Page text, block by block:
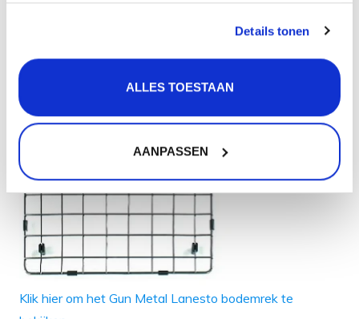
Details tonen
ALLES TOESTAAN
AANPASSEN
Metal spoelbak en gaan perfect samen qua kleur.
Klik hier om het Gun Metal Lanesto bodemrek te